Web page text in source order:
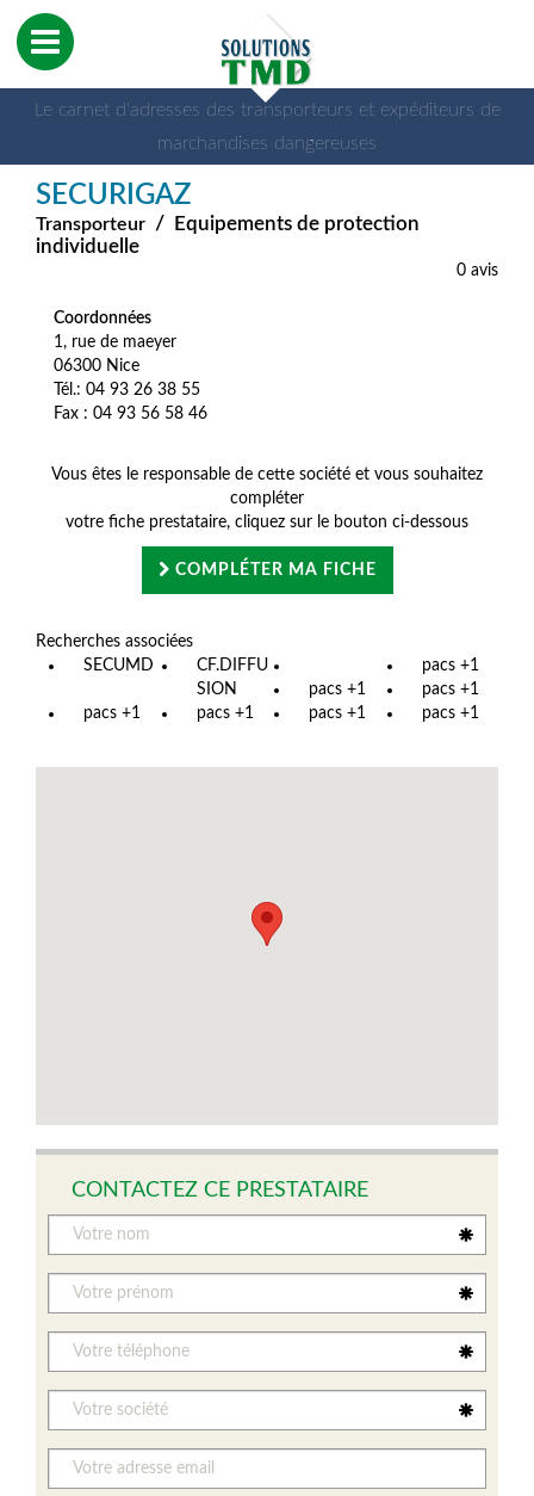
Le carnet d'adresses des transporteurs et expéditeurs de
marchandises dangereuses
SECURIGAZ
Transporteur /
Equipements de protection
individuelle
0 avis
Coordonnées
1, rue de maeyer
06300 Nice
Tél.: 04 93 26 38 55
Fax : 04 93 56 58 46
Vous êtes le responsable de cette société et vous souhaitez
compléter
votre fiche prestataire, cliquez sur le bouton ci-dessous
COMPLÉTER MA FICHE
Recherches associées
SECUMD
CF.DIFFU
SION
pacs +1
pacs +1
pacs +1
pacs +1
pacs +1 pacs +1 pacs +1
CONTACTEZ CE PRESTATAIRE